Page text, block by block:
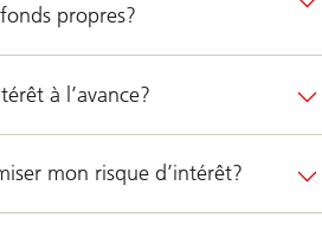
propres?
à l’avance?
mon risque d’intérêt?